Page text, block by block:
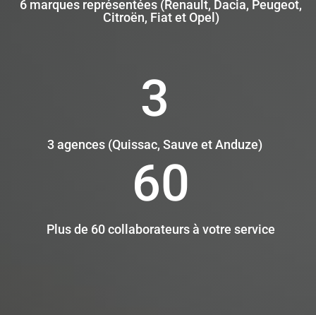
6 marques représentées (Renault, Dacia, Peugeot,
Citroën, Fiat et Opel)
3
3 agences (Quissac, Sauve et Anduze)
60
Plus de 60 collaborateurs à votre service